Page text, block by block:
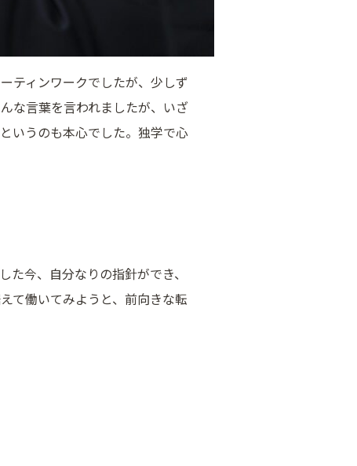
ティンワークでしたが、少しず
な言葉を言われましたが、いざ
いうのも本心でした。独学で心
今、自分なりの指針ができ、
て働いてみようと、前向きな転